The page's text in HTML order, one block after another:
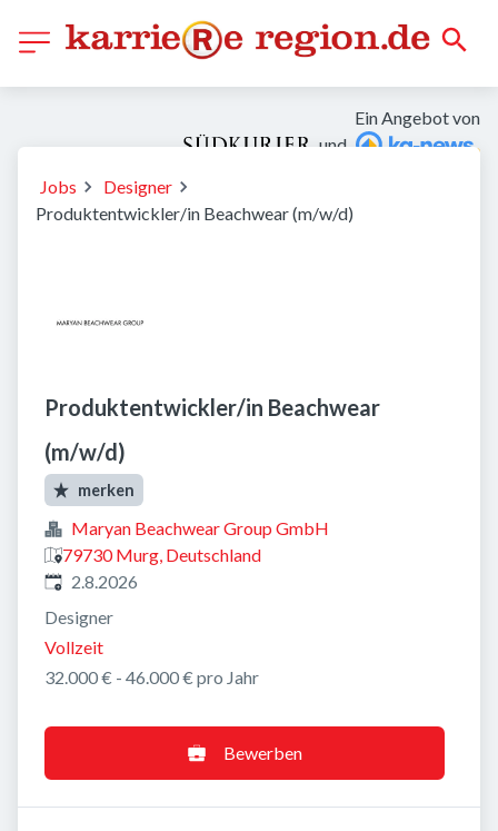
Ein Angebot von
und
Jobs
Designer
Produktentwickler/in Beachwear (m/w/d)
Produktentwickler/in Beachwear
(m/w/d)
merken
Maryan Beachwear Group GmbH
79730 Murg, Deutschland
Veröffentlicht
2.8.2026
Designer
Vollzeit
32.000 € - 46.000 € pro Jahr
Bewerben